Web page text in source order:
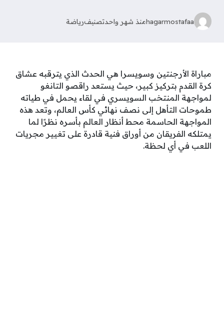
hagarmostafaaمنذ شهر واحدتصنيفرياضة
مباراة الأرجنتين وسويسرا هي الحدث الذي يترقبه عشاق
كرة القدم بتركيز كبير، حيث يستعد راقصو التانغو
لمواجهة المنتخب السويسري في لقاء يحمل في طياته
طموحات التأهل إلى نصف نهائي كأس العالم، وتعد هذه
المواجهة الحاسمة محط أنظار العالم بأسره نظرًا لما
يمتلكه الفريقان من أوراق فنية قادرة على تغيير مجريات
اللعب في أي لحظة.